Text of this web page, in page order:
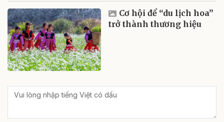
Cơ hội để “du lịch hoa”
trở thành thương hiệu